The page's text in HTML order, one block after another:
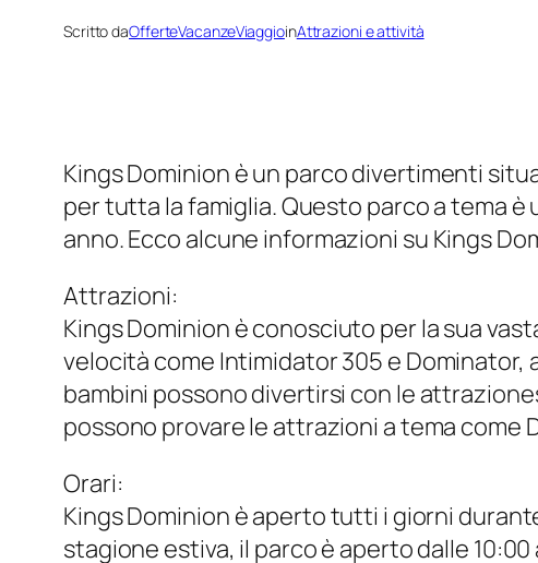
Scritto daOfferteVacanzeViaggioinAttrazioni e attività
Kings Dominion è un parco divertimenti
per tutta la famiglia. Questo parco a tema
anno. Ecco alcune informazioni su Kings
Attrazioni:
Kings Dominion è conosciuto per la sua
velocità come Intimidator 305 e Dominator,
bambini possono divertirsi con le
possono provare le attrazioni a tema come
Orari:
Kings Dominion è aperto tutti i giorni
stagione estiva, il parco è aperto dalle